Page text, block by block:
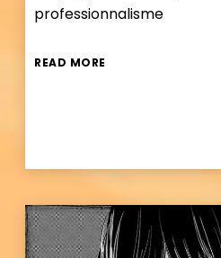
professionnalisme
READ MORE